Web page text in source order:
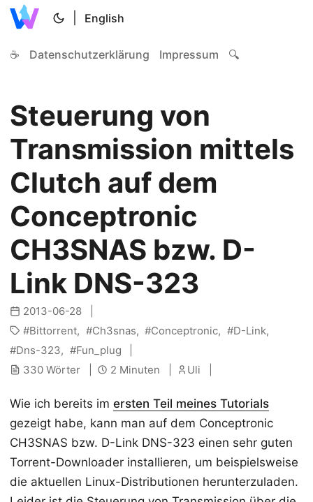
English
☕ Datenschutzerklärung Impressum 🔍
Steuerung von
Transmission mittels
Clutch auf dem
Conceptronic
CH3SNAS bzw. D-
Link DNS-323
2013-06-28
Bittorrent
Ch3snas Conceptronic
D-Link
Dns-323
Fun_plug
330 Wörter
2 Minuten Uli
Wie ich bereits im ersten Teil meines Tutorials
gezeigt habe, kann man auf dem Conceptronic
CH3SNAS bzw. D-Link DNS-323 einen sehr guten
Torrent-Downloader installieren, um beispielsweise
die aktuellen Linux-Distributionen herunterzuladen.